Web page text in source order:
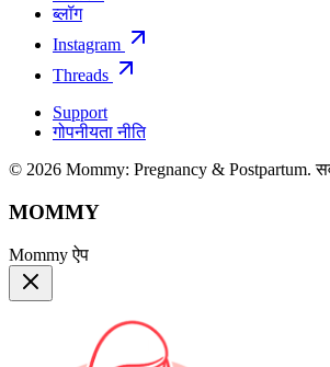
ब्लॉग
Instagram
Threads
Support
गोपनीयता नीति
© 2026 Mommy: Pregnancy & Postpartum.
MOMMY
Mommy ऐप